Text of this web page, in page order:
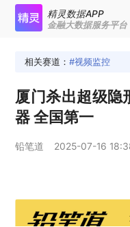
相关赛道： 视频监控
厦门杀出超级隐
器 全国第一
铅笔道 2025-07-16
精灵数据APP
金融大数据服务平台